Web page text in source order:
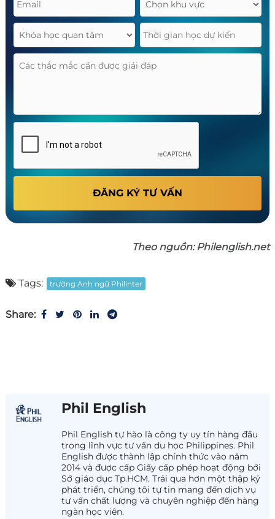
ĐĂNG KÝ TƯ VẤN
Theo nguồn: Philenglish.net
Tags: trường Anh ngữ Philinter
Share:
Phil English
Phil English tự hào là công ty uy tín hàng đầu
trong lĩnh vực tư vấn du học Philippines. Phil
English được thành lập chính thức vào năm
2014 và được cấp Giấy cấp phép hoạt động bởi
Sở giáo dục Tp.HCM. Trải qua hơn một thập kỷ
phát triển, chúng tôi tự tin mang đến dịch vụ
tư vấn chất lượng và chuyên nghiệp đến hàng
ngàn học viên.